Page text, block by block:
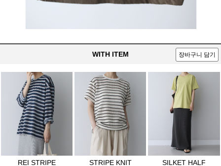
WITH ITEM 장바구니 담기
REI STRIPE
STRIPE KNIT
SILKET HALF